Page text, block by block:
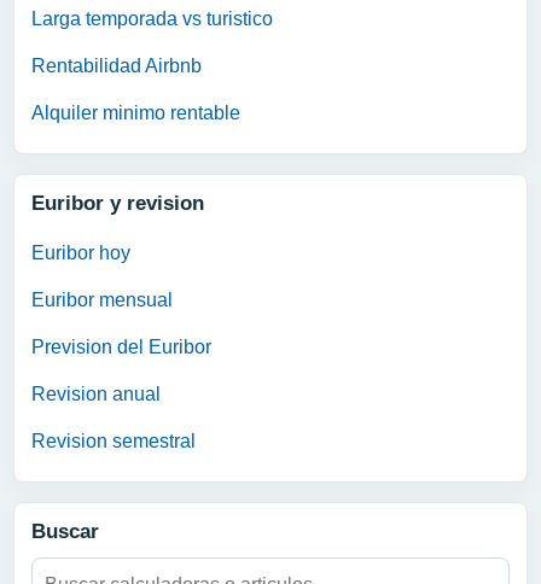
Larga temporada vs turistico
Rentabilidad Airbnb
Alquiler minimo rentable
Euribor y revision
Euribor hoy
Euribor mensual
Prevision del Euribor
Revision anual
Revision semestral
Buscar
Buscar: